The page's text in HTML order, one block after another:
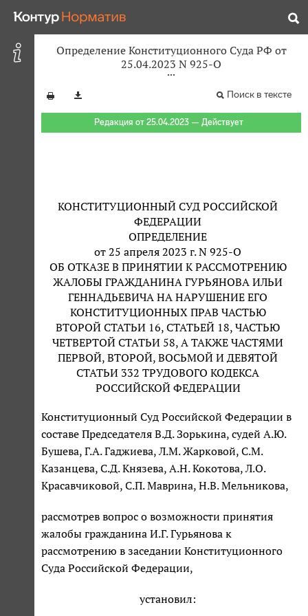
Определение Конституционного Суда РФ от
25.04.2023 N 925-О
Поиск в тексте
Редакция от 25.04.2023 — Действует
КОНСТИТУЦИОННЫЙ СУД РОССИЙСКОЙ
ФЕДЕРАЦИИ
ОПРЕДЕЛЕНИЕ
от 25 апреля 2023 г. N 925-О
ОБ ОТКАЗЕ В ПРИНЯТИИ К РАССМОТРЕНИЮ
ЖАЛОБЫ ГРАЖДАНИНА ГУРЬЯНОВА ИЛЬИ
ГЕННАДЬЕВИЧА НА НАРУШЕНИЕ ЕГО
КОНСТИТУЦИОННЫХ ПРАВ ЧАСТЬЮ
ВТОРОЙ СТАТЬИ 16, СТАТЬЕЙ 18, ЧАСТЬЮ
ЧЕТВЕРТОЙ СТАТЬИ 58, А ТАКЖЕ ЧАСТЯМИ
ПЕРВОЙ, ВТОРОЙ, ВОСЬМОЙ И ДЕВЯТОЙ
СТАТЬИ 332 ТРУДОВОГО КОДЕКСА
РОССИЙСКОЙ ФЕДЕРАЦИИ
Конституционный Суд Российской Федерации в
составе Председателя В.Д. Зорькина, судей А.Ю.
Бушева, Г.А. Гаджиева, Л.М. Жарковой, С.М.
Казанцева, С.Д. Князева, А.Н. Кокотова, Л.О.
Красавчиковой, С.П. Маврина, Н.В. Мельникова,
рассмотрев вопрос о возможности принятия
жалобы гражданина И.Г. Гурьянова к
рассмотрению в заседании Конституционного
Суда Российской Федерации,
установил: